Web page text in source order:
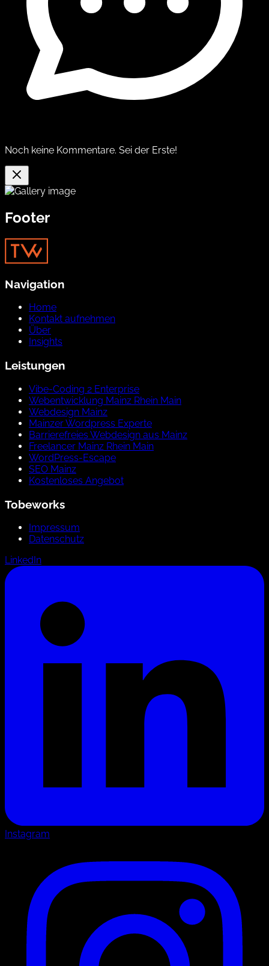
Noch keine Kommentare. Sei der Erste!
Footer
Navigation
Home
Kontakt aufnehmen
Über
Insights
Leistungen
Vibe-Coding 2 Enterprise
Webentwicklung Mainz Rhein Main
Webdesign Mainz
Mainzer Wordpress Experte
Barrierefreies Webdesign aus Mainz
Freelancer Mainz Rhein Main
WordPress-Escape
SEO Mainz
Kostenloses Angebot
Tobeworks
Impressum
Datenschutz
LinkedIn
Instagram